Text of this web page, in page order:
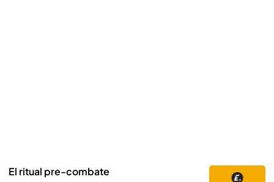
El ritual pre-combate